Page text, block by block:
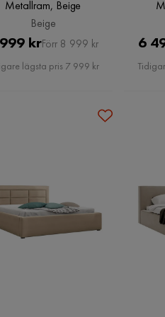
Metallram, Beige
Beige
Pris
krOriginal
Pris
Förr 8 999 kr
lägsta pris 7 999 kr
6